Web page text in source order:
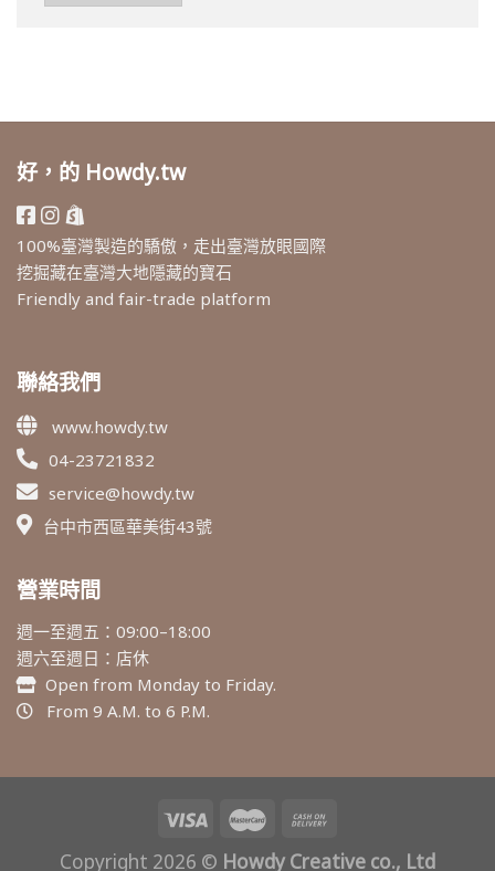
好，的 Howdy.tw
100%臺灣製造的驕傲，走出臺灣放眼國際
挖掘藏在臺灣大地隱藏的寶石
Friendly and fair-trade platform
聯絡我們
www.howdy.tw
04-23721832
service@howdy.tw
台中市西區華美街43號
營業時間
週一至週五：09:00–18:00
週六至週日：店休
Open from Monday to Friday.
From 9 A.M. to 6 P.M.
Copyright 2026 © Howdy Creative co., Ltd